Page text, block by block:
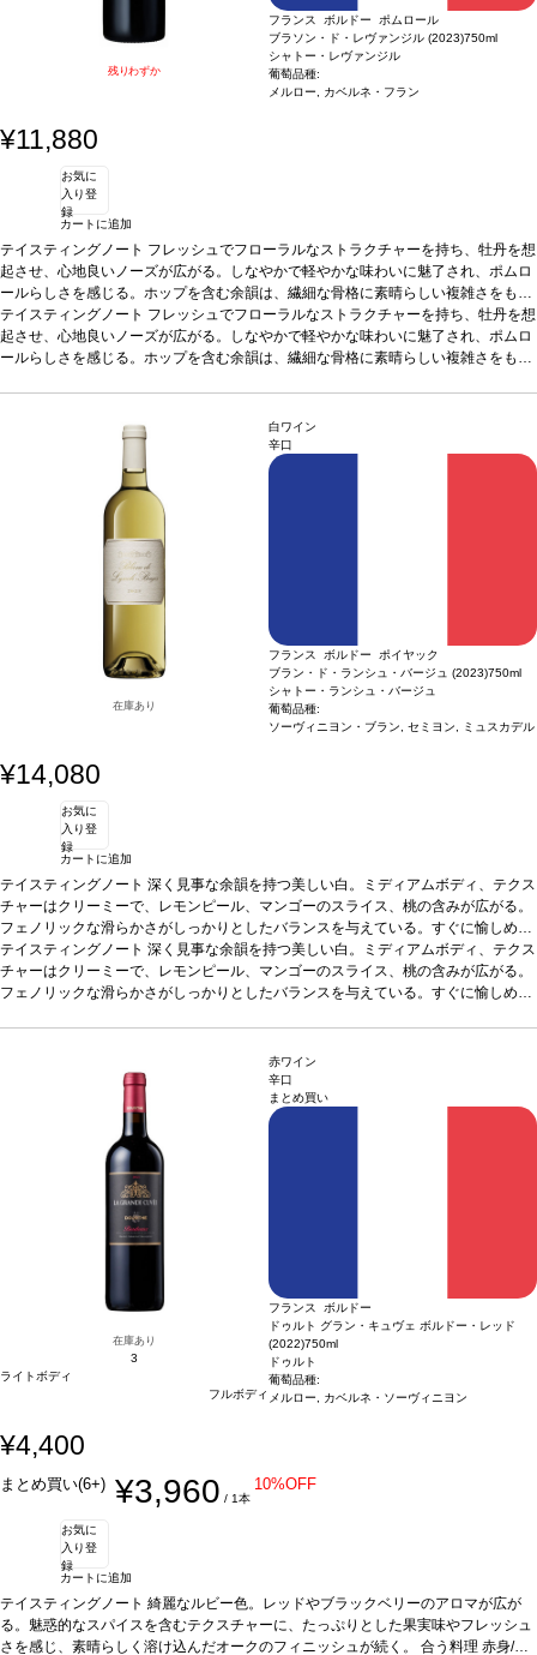
残りわずか
フランス ボルドー ポムロール
ブラソン・ド・レヴァンジル (2023)750ml
シャトー・レヴァンジル
葡萄品種:
メルロー, カベルネ・フラン
¥11,880
お気に
入り登
録
カートに追加
テイスティングノート フレッシュでフローラルなストラクチャーを持ち、牡丹を想
起させ、心地良いノーズが広がる。しなやかで軽やかな味わいに魅了され、ポムロ
ールらしさを感じる。ホップを含む余韻は、繊細な骨格に素晴らしい複雑さをもた
らしている。葡萄品種メルロー 95％、カベルネ・フラン 5％
テイスティングノート フレッシュでフローラルなストラクチャーを持ち、牡丹を想
起させ、心地良いノーズが広がる。しなやかで軽やかな味わいに魅了され、ポムロ
ールらしさを感じる。ホップを含む余韻は、繊細な骨格に素晴らしい複雑さをもた
在庫あり
白ワイン
辛口
フランス ボルドー ポイヤック
ブラン・ド・ランシュ・バージュ (2023)750ml
シャトー・ランシュ・バージュ
葡萄品種:
ソーヴィニヨン・ブラン, セミヨン, ミュスカデル
¥14,080
お気に
入り登
録
カートに追加
テイスティングノート 深く見事な余韻を持つ美しい白。ミディアムボディ、テクス
チャーはクリーミーで、レモンピール、マンゴーのスライス、桃の含みが広がる。
フェノリックな滑らかさがしっかりとしたバランスを与えている。すぐに愉しめ
る by ジェームス・サックリング葡萄品種ソーヴィニヨン・ブラン 81％、セミヨ
ン 11％、ミュスカデル 8％
テイスティングノート 深く見事な余韻を持つ美しい白。ミディアムボディ、テクス
チャーはクリーミーで、レモンピール、マンゴーのスライス、桃の含みが広がる。
フェノリックな滑らかさがしっかりとしたバランスを与えている。すぐに愉しめ
在庫あり
3
ライトボディ
フルボディ
赤ワイン
辛口
まとめ買い
フランス ボルドー
ドゥルト グラン・キュヴェ ボルドー・レッド
(2022)750ml
ドゥルト
葡萄品種:
メルロー, カベルネ・ソーヴィニヨン
¥4,400
まとめ買い(6+) ¥3,960 / 1本
10%OFF
お気に
入り登
録
カートに追加
テイスティングノート 綺麗なルビー色。レッドやブラックベリーのアロマが広が
る。魅惑的なスパイスを含むテクスチャーに、たっぷりとした果実味やフレッシュ
さを感じ、素晴らしく溶け込んだオークのフィニッシュが続く。 合う料理 赤身/白